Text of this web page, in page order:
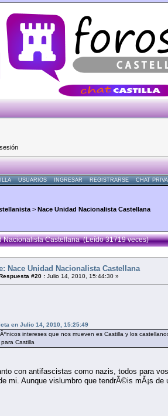
USUARIOS INGRESAR REGISTRARSE CHAT
> Nace Unidad Nacionalista Castellana
Nacionalista Castellana (Leído 31719 veces)
Nace Unidad Nacionalista Castellana
#20 : Julio 14, 2010, 15:44:30 »
en Julio 14, 2010, 15:25:49
intereses que nos mueven es Castilla y los
Castilla
con antifascistas como nazis, todos para
mi. Aunque vislumbro que tendrÃ©is mÃ¡s